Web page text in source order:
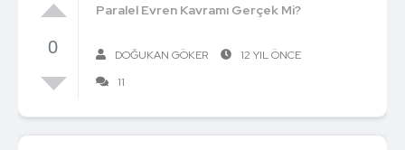
0
Paralel Evren Kavramı Gerçek Mi?
DOĞUKAN GÖKER
12 YIL ÖNCE
11